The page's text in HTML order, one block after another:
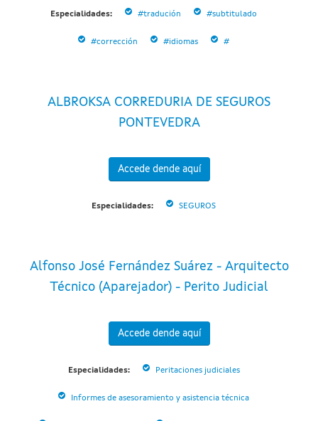
Especialidades: #tradución #subtitulado
#corrección #idiomas #
ALBROKSA CORREDURIA DE SEGUROS
PONTEVEDRA
Accede dende aquí
Especialidades: SEGUROS
Alfonso José Fernández Suárez - Arquitecto
Técnico (Aparejador) - Perito Judicial
Accede dende aquí
Especialidades: Peritaciones judiciales
Informes de asesoramiento y asistencia técnica